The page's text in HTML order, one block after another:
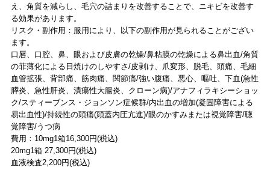
え、角質を減らし、毛穴の詰まりを改善することで、ニキビを改善す
る効果があります。
リスク・副作用：服用により、以下の副作用が見られることがござい
ます。
口唇、口腔、鼻、眼および皮膚の乾燥/鼻粘膜の乾燥による鼻出血/角質
の菲薄化による日焼けのしやすさ/皮剥け、爪変形、脱毛、頭痛、毛細
血管拡張、背部痛、筋肉痛、関節痛/強い腹痛、悪心、嘔吐、下血(急性
膵炎、急性肝炎、潰瘍性大腸炎、クローン病)/アナフィラキシーショッ
ク/スティーブンス・ジョンソン症候群/内出血の増加(凝固障害による
易出血性)/持続性の頭痛(頭蓋内圧亢進)/眼のかすみまたは視覚障害/聴
覚障害/うつ病
費用：10mg1箱16,300円(税込)
20mg1箱 27,300円(税込)
血液検査2,200円(税込)